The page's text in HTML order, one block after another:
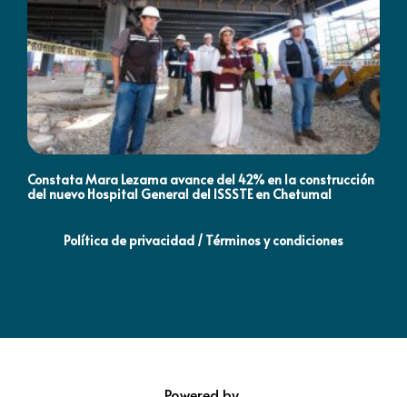
Constata Mara Lezama avance del 42% en la construcción
del nuevo Hospital General del ISSSTE en Chetumal
Política de privacidad / Términos y condiciones